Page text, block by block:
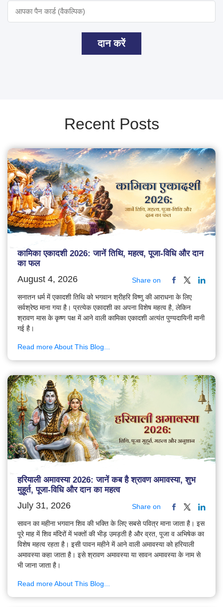
दान करें
Recent Posts
कामिका एकादशी 2026: जानें तिथि, महत्व, पूजा-विधि और दान
का फल
August 4, 2026 Share on
सनातन धर्म में एकादशी तिथि को भगवान श्रीहरि विष्णु की आराधना के लिए
सर्वश्रेष्ठ माना गया है। प्रत्येक एकादशी का अपना विशेष महत्व है, लेकिन
श्रावण मास के कृष्ण पक्ष में आने वाली कामिका एकादशी अत्यंत पुण्यदायिनी मानी
गई है।
Read more About This Blog...
हरियाली अमावस्या 2026: जानें कब है श्रावण अमावस्या, शुभ
मुहूर्त, पूजा-विधि और दान का महत्व
July 31, 2026 Share on
सावन का महीना भगवान शिव की भक्ति के लिए सबसे पवित्र माना जाता है। इस
पूरे माह में शिव मंदिरों में भक्तों की भीड़ उमड़ती है और व्रत, पूजा व अभिषेक का
विशेष महत्व रहता है। इसी पावन महीने में आने वाली अमावस्या को हरियाली
अमावस्या कहा जाता है। इसे श्रावण अमावस्या या सावन अमावस्या के नाम से
भी जाना जाता है।
Read more About This Blog...